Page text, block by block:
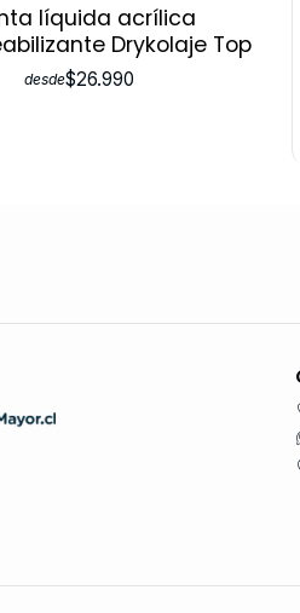
líquida acrílica
Drykolaje Top
desde$26.990